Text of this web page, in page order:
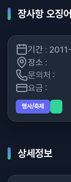
장사항 오징
기간 :
장소 :
문의처 :
요금 :
행사/축제
상세정보